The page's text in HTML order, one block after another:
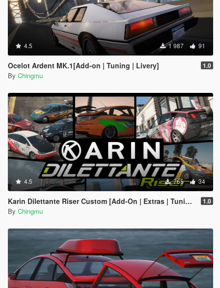
4.5 1 987 91
Ocelot Ardent MK.1[Add-on | Tuning | Livery] 1.0
By Chingmu
4.5 765 34
Karin Dilettante Riser Custom [Add-On | Extras | Tuning] 1.0
By Chingmu